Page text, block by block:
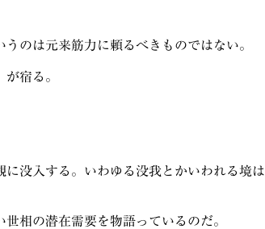
のは元来筋力に頼るべきものではない。
宿る。
没入する。いわゆる没我とかいわれる境は
相の潜在需要を物語っているのだ。